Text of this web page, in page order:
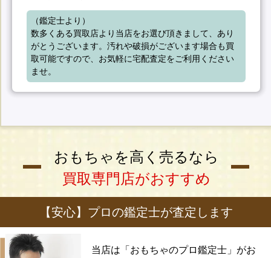
（鑑定士より）
数多くある買取店より当店をお選び頂きまして、あり
がとうございます。汚れや破損がございます場合も買
取可能ですので、お気軽に宅配査定をご利用ください
ませ。
おもちゃを高く売るなら
買取専門店がおすすめ
【安心】プロの鑑定士が査定します
当店は「おもちゃのプロ鑑定士」がお